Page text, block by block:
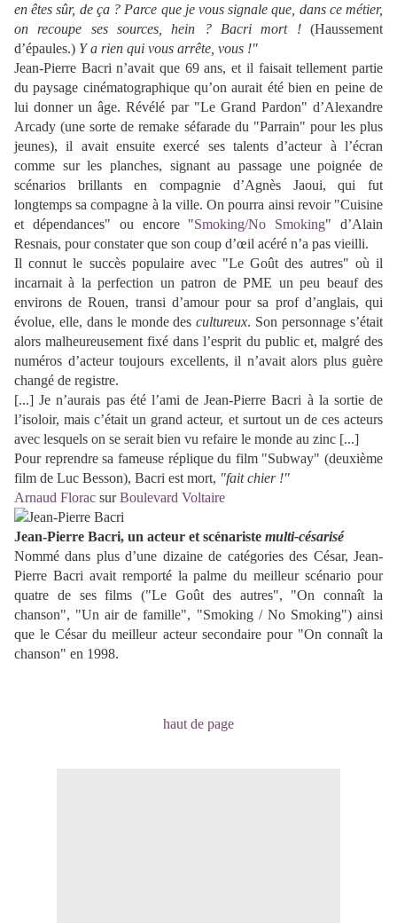
en êtes sûr, de ça ? Parce que je vous signale que, dans ce métier,
on recoupe ses sources, hein ? Bacri mort !(Haussement
d’épaules.) Y a rien qui vous arrête, vous !"
Jean-Pierre Bacri n’avait que 69 ans, et il faisait tellement partie
du paysage cinématographique qu’on aurait été bien en peine de
lui donner un âge. Révélé par "Le Grand Pardon" d’Alexandre
Arcady (une sorte de remake séfarade du "Parrain" pour les plus
jeunes), il avait ensuite exercé ses talents d’acteur à l’écran
comme sur les planches, signant au passage une poignée de
scénarios brillants en compagnie d’Agnès Jaoui, qui fut
longtemps sa compagne à la ville. On pourra ainsi revoir "Cuisine
et dépendances" ou encore "Smoking/No Smoking" d’Alain
Resnais, pour constater que son coup d’œil acéré n’a pas vieilli.
Il connut le succès populaire avec "Le Goût des autres" où il
incarnait à la perfection un patron de PME un peu beauf des
environs de Rouen, transi d’amour pour sa prof d’anglais, qui
évolue, elle, dans le monde descultureux. Son personnage s’était
alors malheureusement fixé dans l’esprit du public et, malgré des
numéros d’acteur toujours excellents, il n’avait alors plus guère
changé de registre.
[...] Je n’aurais pas été l’ami de Jean-Pierre Bacri à la sortie de
l’isoloir, mais c’était un grand acteur, et surtout un de ces acteurs
avec lesquels on se serait bien vu refaire le monde au zinc [...]
Pour reprendre sa fameuse réplique du film "Subway" (deuxième
film de Luc Besson), Bacri est mort, "fait chier !"
Arnaud Florac surBoulevard Voltaire
Jean-Pierre Bacri, un acteur et scénariste multi-césarisé
Nommé dans plus d’une dizaine de catégories des César, Jean-
Pierre Bacri avait remporté la palme du meilleur scénario pour
quatre de ses films ("Le Goût des autres", "On connaît la
chanson", "Un air de famille", "Smoking / No Smoking") ainsi
que le César du meilleur acteur secondaire pour "On connaît la
chanson" en 1998.
haut de page